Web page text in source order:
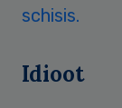
schisis.
Idioot